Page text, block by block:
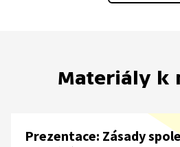
Materiály k
Prezentace: Zásady